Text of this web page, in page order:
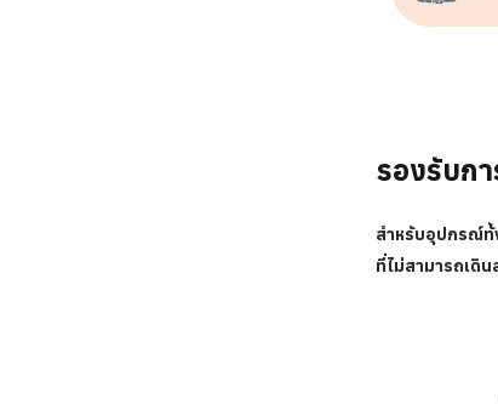
รองรับก
สำหรับอุปกรณ์ทั้
ที่ไม่สามารถเดิ